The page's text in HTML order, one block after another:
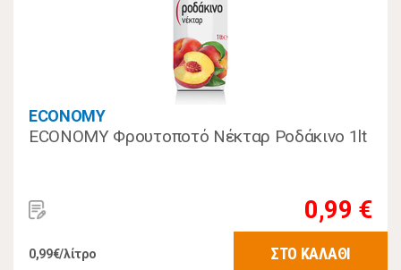
ECONOMY
ECONOMY Φρουτοποτό Νέκταρ Ροδάκινο 1lt
0,99 €
0,99€/λίτρο ΣΤΟ ΚΑΛΑΘΙ